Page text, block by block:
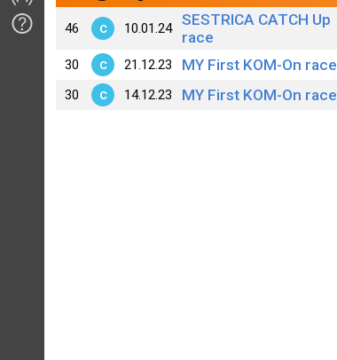
46 C 10.01.24
SESTRICA CATCH Up
race
30 C 21.12.23 MY First KOM-On race
30 C 14.12.23 MY First KOM-On race